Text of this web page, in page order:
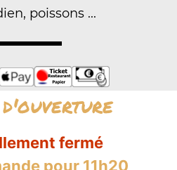
poissons ...
fermé
pour 11h20